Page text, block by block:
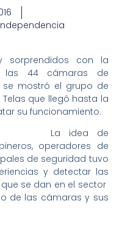
sorprendidos con la
44 cámaras de
mostró el grupo de
que llegó hasta la
su funcionamiento.
La idea de
operadores de
de seguridad tuvo
y detectar las
se dan en el sector
de las cámaras y sus